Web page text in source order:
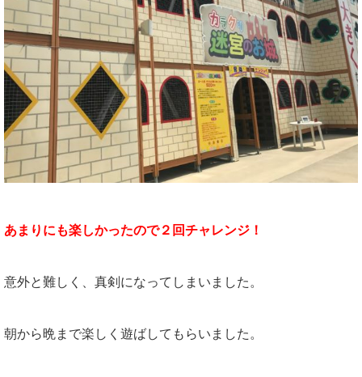
あまりにも楽しかったので２回チャレンジ！
意外と難しく、真剣になってしまいました。
朝から晩まで楽しく遊ばしてもらいました。